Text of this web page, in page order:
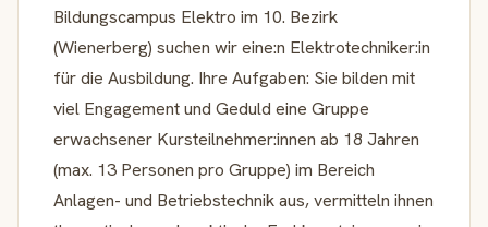
Bildungscampus Elektro im 10. Bezirk
(Wienerberg) suchen wir eine:n Elektrotechniker:in
für die Ausbildung. Ihre Aufgaben: Sie bilden mit
viel Engagement und Geduld eine Gruppe
erwachsener Kursteilnehmer:innen ab 18 Jahren
(max. 13 Personen pro Gruppe) im Bereich
Anlagen- und Betriebstechnik aus, vermitteln ihnen